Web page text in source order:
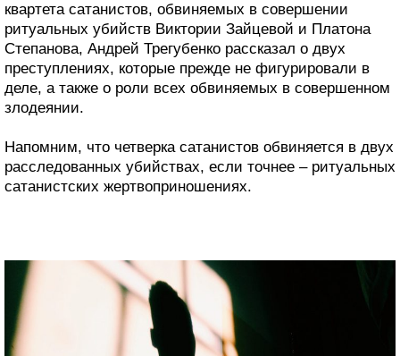
квартета сатанистов, обвиняемых в совершении
ритуальных убийств Виктории Зайцевой и Платона
Степанова, Андрей Трегубенко рассказал о двух
преступлениях, которые прежде не фигурировали в
деле, а также о роли всех обвиняемых в совершенном
злодеянии.
Напомним, что четверка сатанистов обвиняется в двух
расследованных убийствах, если точнее – ритуальных
сатанистских жертвоприношениях.